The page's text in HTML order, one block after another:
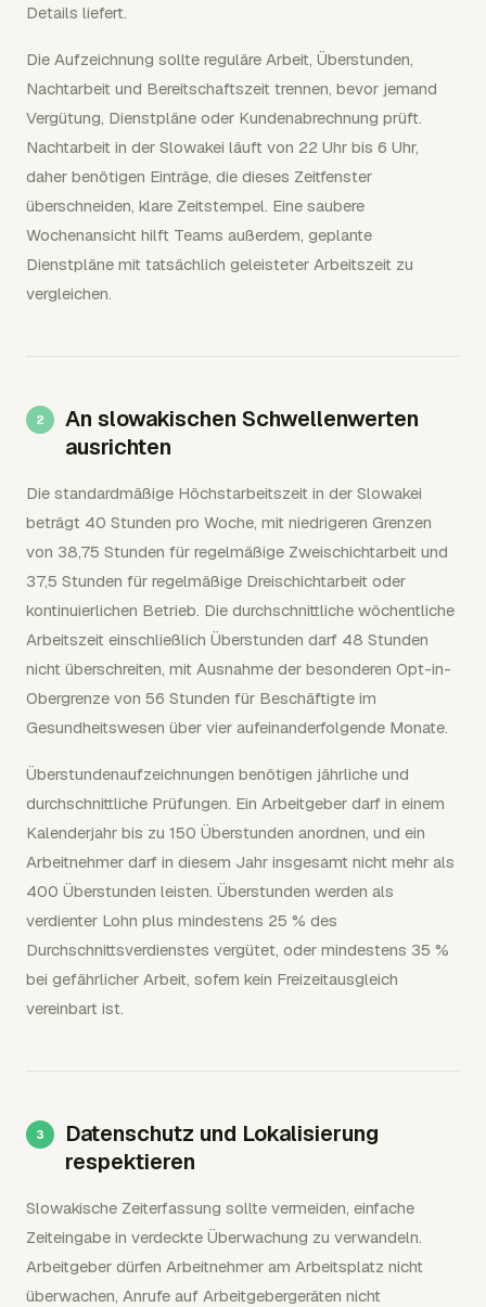
Details liefert.
Die Aufzeichnung sollte reguläre Arbeit, Überstunden,
Nachtarbeit und Bereitschaftszeit trennen, bevor jemand
Vergütung, Dienstpläne oder Kundenabrechnung prüft.
Nachtarbeit in der Slowakei läuft von 22 Uhr bis 6 Uhr,
daher benötigen Einträge, die dieses Zeitfenster
überschneiden, klare Zeitstempel. Eine saubere
Wochenansicht hilft Teams außerdem, geplante
Dienstpläne mit tatsächlich geleisteter Arbeitszeit zu
vergleichen.
An slowakischen Schwellenwerten
ausrichten
Die standardmäßige Höchstarbeitszeit in der Slowakei
beträgt 40 Stunden pro Woche, mit niedrigeren Grenzen
von 38,75 Stunden für regelmäßige Zweischichtarbeit und
37,5 Stunden für regelmäßige Dreischichtarbeit oder
kontinuierlichen Betrieb. Die durchschnittliche wöchentliche
Arbeitszeit einschließlich Überstunden darf 48 Stunden
nicht überschreiten, mit Ausnahme der besonderen Opt-in-
Obergrenze von 56 Stunden für Beschäftigte im
Gesundheitswesen über vier aufeinanderfolgende Monate.
Überstundenaufzeichnungen benötigen jährliche und
durchschnittliche Prüfungen. Ein Arbeitgeber darf in einem
Kalenderjahr bis zu 150 Überstunden anordnen, und ein
Arbeitnehmer darf in diesem Jahr insgesamt nicht mehr als
400 Überstunden leisten. Überstunden werden als
verdienter Lohn plus mindestens 25 % des
Durchschnittsverdienstes vergütet, oder mindestens 35 %
bei gefährlicher Arbeit, sofern kein Freizeitausgleich
vereinbart ist.
Datenschutz und Lokalisierung
respektieren
Slowakische Zeiterfassung sollte vermeiden, einfache
Zeiteingabe in verdeckte Überwachung zu verwandeln.
Arbeitgeber dürfen Arbeitnehmer am Arbeitsplatz nicht
überwachen, Anrufe auf Arbeitgebergeräten nicht